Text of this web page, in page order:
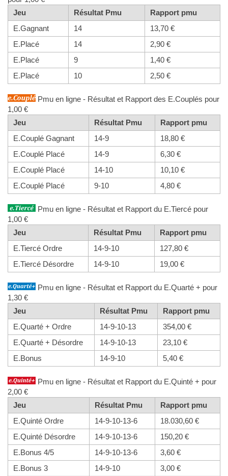
Jeu
Résultat Pmu
Rapport pmu
E.Gagnant
14
13,70 €
E.Placé
14
2,90 €
E.Placé
9
1,40 €
E.Placé
10 2,50 €
Pmu en ligne - Résultat et Rapport des E.Couplés pour
1,00 €
Jeu
Résultat Pmu
Rapport pmu
E.Couplé Gagnant
14-9
18,80 €
E.Couplé Placé
14-9
6,30 €
E.Couplé Placé
14-10
10,10 €
E.Couplé Placé
9-10 4,80 €
Pmu en ligne - Résultat et Rapport du E.Tiercé pour
1,00 €
Jeu
Résultat Pmu
Rapport pmu
E.Tiercé Ordre
14-9-10
127,80 €
E.Tiercé Désordre
14-9-10 19,00 €
Pmu en ligne - Résultat et Rapport du E.Quarté + pour
1,30 €
Jeu
Résultat Pmu
Rapport pmu
E.Quarté + Ordre
14-9-10-13
354,00 €
E.Quarté + Désordre
14-9-10-13
23,10 €
E.Bonus
14-9-10 5,40 €
Pmu en ligne - Résultat et Rapport du E.Quinté + pour
2,00 €
Jeu
Résultat Pmu
Rapport pmu
E.Quinté Ordre
14-9-10-13-6
18.030,60 €
E.Quinté Désordre
14-9-10-13-6
150,20 €
E.Bonus 4/5
14-9-10-13-6
3,60 €
E.Bonus 3
14-9-10 3,00 €